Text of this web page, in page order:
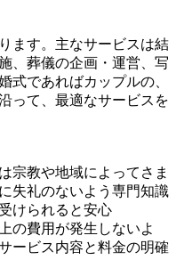
ます。主なサービスは結
、葬儀の企画・運営、写
式であればカップルの、
って、最適なサービスを
宗教や地域によってさま
失礼のないよう専門知識
けられると安心
の費用が発生しないよ
ービス内容と料金の明確